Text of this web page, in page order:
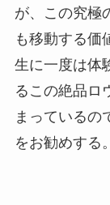
が、この究極
も移動する価
生に一度は体
るこの絶品ロ
まっているの
をお勧めする。